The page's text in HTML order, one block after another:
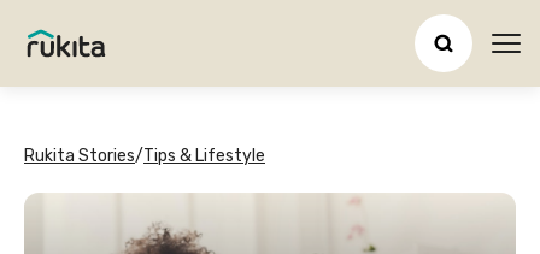
Rukita Stories/Tips & Lifestyle